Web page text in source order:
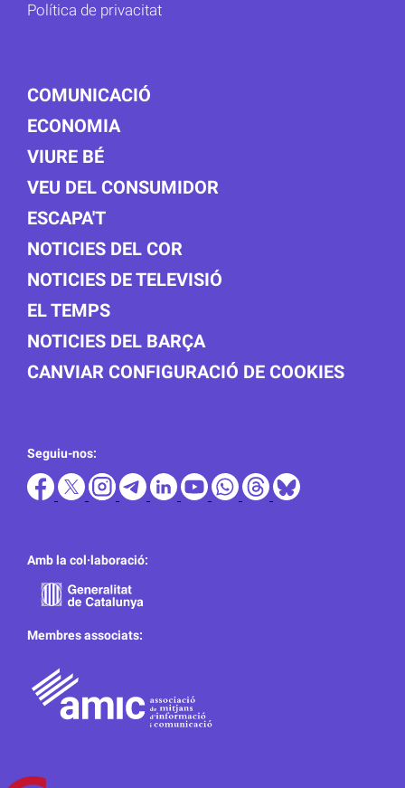
Política de privacitat
COMUNICACIÓ
ECONOMIA
VIURE BÉ
VEU DEL CONSUMIDOR
ESCAPA'T
NOTICIES DEL COR
NOTICIES DE TELEVISIÓ
EL TEMPS
NOTICIES DEL BARÇA
CANVIAR CONFIGURACIÓ DE COOKIES
Seguiu-nos:
Amb la col·laboració:
Membres associats: